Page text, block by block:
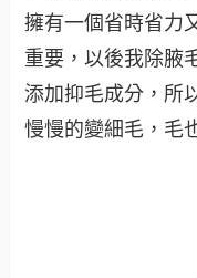
擁有一個省時省力
重要，以後我除腋
添加抑毛成分，所
慢慢的變細毛，毛